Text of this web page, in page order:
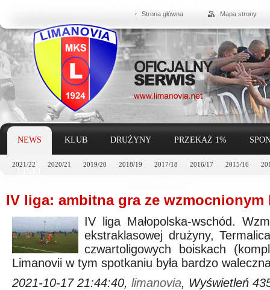
Strona główna Mapa strony
NEWS
2021/22 2020/21 2019/20 2018/19 2017/18 2016/17 2015/16
KLUB DRUŻYNY PRZEKAŻ 1%
IV liga: ambitna gra ze wzmocnionym
IV liga Małopolska-wschód.
ekstraklasowej drużyny,
czwartoligowych boiskach
Limanovii w tym spotkaniu była bardzo
2021-10-17 21:44:40, limanovia, Wyświetleń